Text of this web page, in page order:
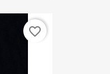
favorite_border